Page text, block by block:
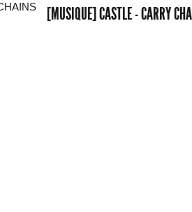
[MUSIQUE] CASTLE - CARRY